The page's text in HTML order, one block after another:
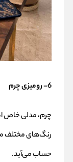
6- رومیزی چرم
چرم، مدلی خاص
رنگ‌های مختلف‌
‌حساب می‌آید.